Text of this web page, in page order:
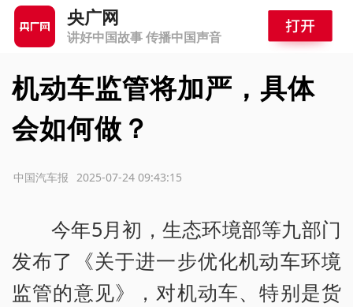
央广网
讲好中国故事 传播中国声音
机动车监管将加严，具体
会如何做？
2025-07-24 09:43:15
中国汽车报
今年5月初，生态环境部等九部门
发布了《关于进一步优化机动车环境
监管的意见》，对机动车、特别是货